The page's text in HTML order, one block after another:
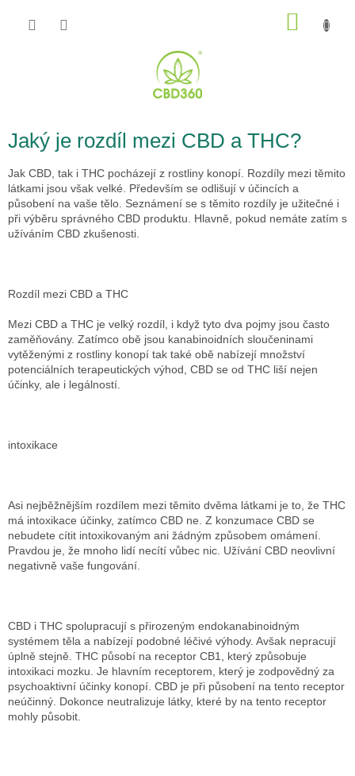
Jaký je rozdíl mezi CBD a THC?
Jak CBD, tak i THC pocházejí z rostliny konopí. Rozdíly mezi těmito
látkami jsou však velké. Především se odlišují v účincích a
působení na vaše tělo. Seznámení se s těmito rozdíly je užitečné i
při výběru správného CBD produktu. Hlavně, pokud nemáte zatím s
užíváním CBD zkušenosti.
Rozdíl mezi CBD a THC
Mezi CBD a THC je velký rozdíl, i když tyto dva pojmy jsou často
zaměňovány. Zatímco obě jsou kanabinoidních sloučeninami
vytěženými z rostliny konopí tak také obě nabízejí množství
potenciálních terapeutických výhod, CBD se od THC liší nejen
účinky, ale i legálností.
intoxikace
Asi nejběžnějším rozdílem mezi těmito dvěma látkami je to, že THC
má intoxikace účinky, zatímco CBD ne. Z konzumace CBD se
nebudete cítit intoxikovaným ani žádným způsobem omámení.
Pravdou je, že mnoho lidí necítí vůbec nic. Užívání CBD neovlivní
negativně vaše fungování.
CBD i THC spolupracují s přirozeným endokanabinoidným
systémem těla a nabízejí podobné léčivé výhody. Avšak nepracují
úplně stejně. THC působí na receptor CB1, který způsobuje
intoxikaci mozku. Je hlavním receptorem, který je zodpovědný za
psychoaktivní účinky konopí. CBD je při působení na tento receptor
neúčinný. Dokonce neutralizuje látky, které by na tento receptor
mohly působit.